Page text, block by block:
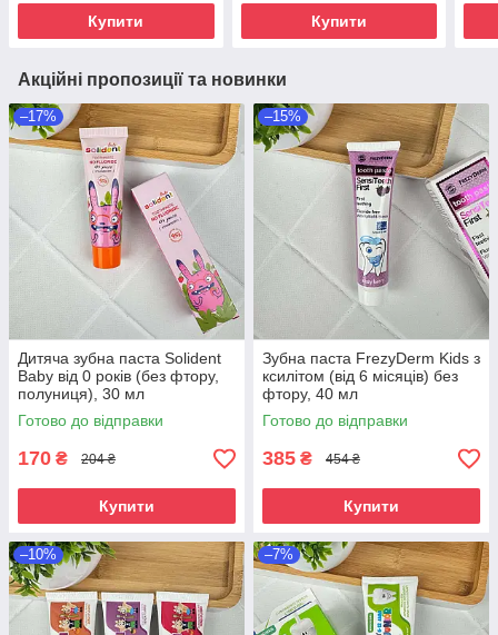
Купити Купити
Акційні пропозиції та новинки
–17%
Дитяча зубна паста Solident
Baby від 0 років (без фтору,
полуниця), 30 мл
Готово до відправки
170 ₴ 204 ₴
Купити
–15%
Зубна паста FrezyDerm Kids з
ксилітом (від 6 місяців) без
фтору, 40 мл
Готово до відправки
385 ₴ 454 ₴
Купити
–10% –7%